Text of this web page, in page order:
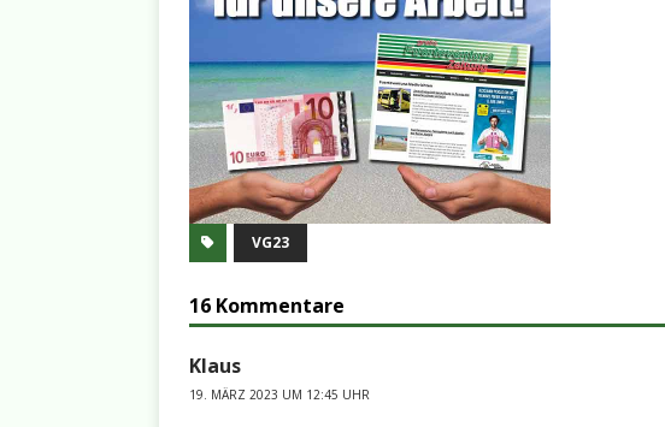
VG23
16 Kommentare
Klaus
19. MÄRZ 2023 UM 12:45 UHR